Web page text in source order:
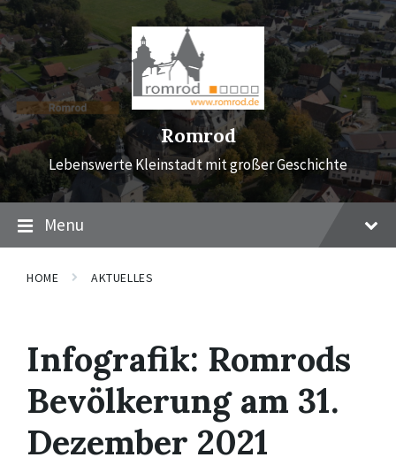
Skip
to
content
Skip
to
main
navigation
Skip
to
footer
Romrod
Lebenswerte Kleinstadt mit großer Geschichte
Menu
HOME AKTUELLES
Infografik: Romrods
Bevölkerung am 31.
Dezember 2021